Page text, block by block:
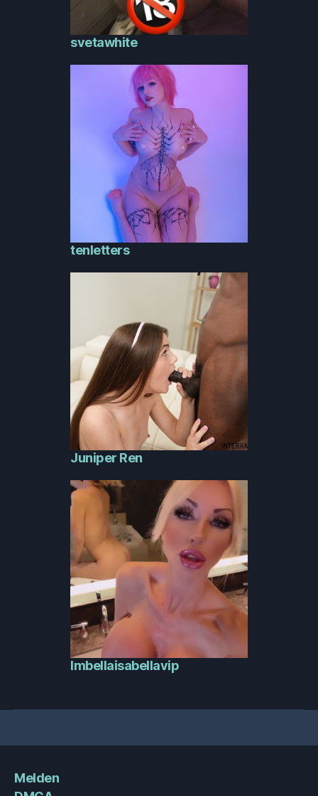
svetawhite
tenletters
Juniper Ren
Imbellaisabellavip
Melden